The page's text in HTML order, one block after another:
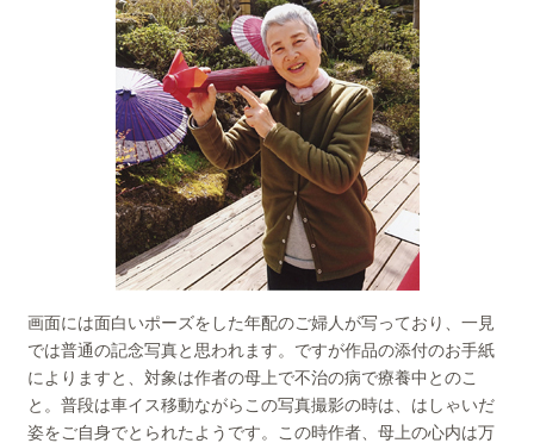
画面には面白いポーズをした年配のご婦人が写っており、一見
では普通の記念写真と思われます。ですが作品の添付のお手紙
によりますと、対象は作者の母上で不治の病で療養中とのこ
と。普段は車イス移動ながらこの写真撮影の時は、はしゃいだ
姿をご自身でとられたようです。この時作者、母上の心内は万